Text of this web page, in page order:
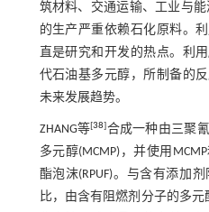
筑材料、交通运输、工业与
的生产严重依赖石化原料。
直是研究和开发的热点。利
代石油基多元醇，所制备的
未来发展趋势。
ZHANG等[38]合成一种由三聚
多元醇(MCMP)，并使用
酯泡沫(RPUF)。与含有添加
比，由含有阻燃剂分子的多元